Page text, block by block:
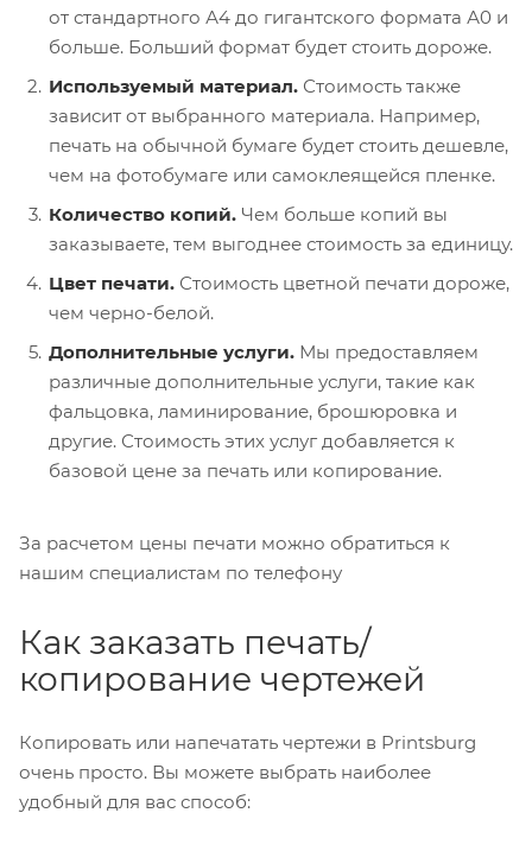
от стандартного А4 до гигантского формата А0 и
больше. Больший формат будет стоить дороже.
Используемый материал. Стоимость также
зависит от выбранного материала. Например,
печать на обычной бумаге будет стоить дешевле,
чем на фотобумаге или самоклеящейся пленке.
Количество копий. Чем больше копий вы
заказываете, тем выгоднее стоимость за единицу.
Цвет печати. Стоимость цветной печати дороже,
чем черно-белой.
Дополнительные услуги. Мы предоставляем
различные дополнительные услуги, такие как
фальцовка, ламинирование, брошюровка и
другие. Стоимость этих услуг добавляется к
базовой цене за печать или копирование.
За расчетом цены печати можно обратиться к
нашим специалистам по телефону
Как заказать печать/
копирование чертежей
Копировать или напечатать чертежи в Printsburg
очень просто. Вы можете выбрать наиболее
удобный для вас способ: